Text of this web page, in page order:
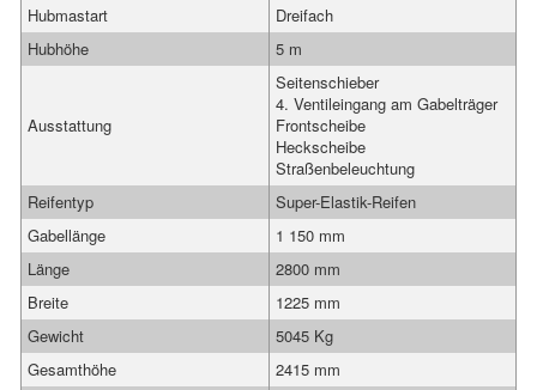
Hubmastart
Dreifach
Hubhöhe
5 m
Ausstattung
Seitenschieber
4. Ventileingang am Gabelträger
Frontscheibe
Heckscheibe
Straßenbeleuchtung
Reifentyp
Super-Elastik-Reifen
Gabellänge
1 150 mm
Länge
2800 mm
Breite
1225 mm
Gewicht
5045 Kg
Gesamthöhe
2415 mm